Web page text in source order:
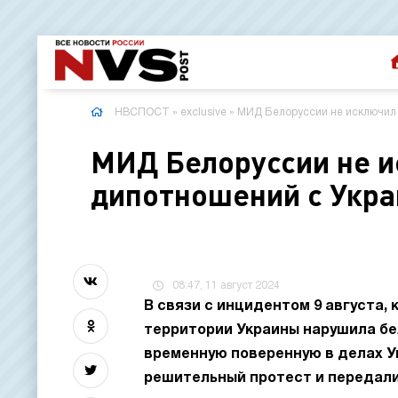
НВСПОСТ » exclusive » МИД Белоруссии не исключил
МИД Белоруссии не
дипотношений с
08:47, 11 август 2024
В связи с инцидентом 9 августа,
территории Украины нарушила
временную поверенную в делах
решительный протест и